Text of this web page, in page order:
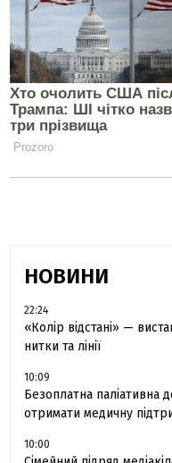
НОВИНИ
22:24
«Колір відстані» —
нитки та лінії
10:09
Безоплатна паліативна
отримати медичну
10:00